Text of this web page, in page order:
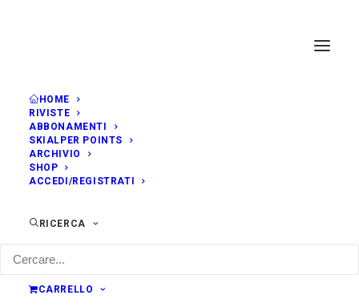
HOME
RIVISTE
ABBONAMENTI
SKIALPER POINTS
ARCHIVIO
SHOP
ACCEDI/REGISTRATI
RICERCA
CARRELLO